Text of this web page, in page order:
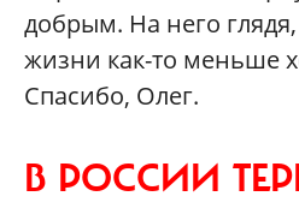
добрым. На него
жизни как-то меньше
Спасибо, Олег.
В РОССИИ